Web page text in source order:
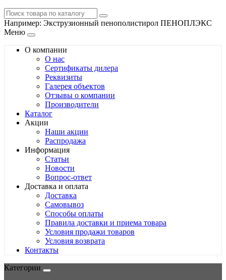
Например: Экструзионный пенополистирол ПЕНОПЛЭКС
Меню
О компании
О нас
Сертификаты дилера
Реквизиты
Галерея объектов
Отзывы о компании
Производители
Каталог
Акции
Наши акции
Распродажа
Информация
Статьи
Новости
Вопрос-ответ
Доставка и оплата
Доставка
Самовывоз
Способы оплаты
Правила доставки и приема товара
Условия продажи товаров
Условия возврата
Контакты
Категории